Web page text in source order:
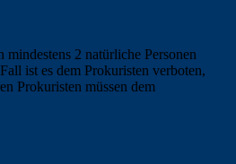
2 natürliche Personen
ist es dem Prokuristen verboten,
Prokuristen müssen dem